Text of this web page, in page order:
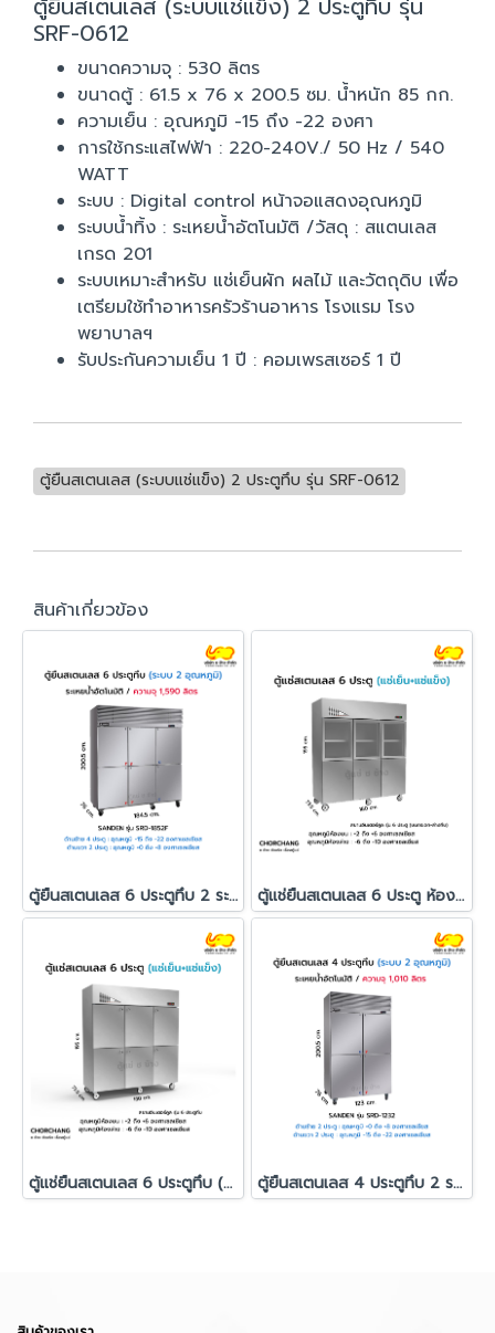
ตู้ยืนสเตนเลส (ระบบแช่แข็ง) 2 ประตูทึบ รุ่น
SRF-0612
ขนาดความจุ : 530 ลิตร
ขนาดตู้ : 61.5 x 76 x 200.5 ซม. น้ำหนัก 85 กก.
ความเย็น : อุณหภูมิ -15 ถึง -22 องศา
การใช้กระแสไฟฟ้า : 220-240V./ 50 Hz / 540
WATT
ระบบ : Digital control หน้าจอแสดงอุณหภูมิ
ระบบน้ำทิ้ง : ระเหยน้ำอัตโนมัติ /วัสดุ : สแตนเลส
เกรด 201
ระบบเหมาะสำหรับ แช่เย็นผัก ผลไม้ และวัตถุดิบ เพื่อ
เตรียมใช้ทำอาหารครัวร้านอาหาร โรงแรม โรง
พยาบาลฯ
รับประกันความเย็น 1 ปี : คอมเพรสเซอร์ 1 ปี
ตู้ยืนสเตนเลส (ระบบแช่แข็ง) 2 ประตูทึบ รุ่น SRF-0612
สินค้าเกี่ยวข้อง
ตู้ยืนสเตนเลส 6 ประตูทึบ 2 ระบบ SANDEN รุ่น SRD-1852F ตู้แช่ยืนสเตนเลส 6 ประตู ห้องบนกระจก ห้องล่างทึบ (ระบบแช่เย็น+แช่แข็ง)
ตู้แช่ยืนสเตนเลส 6 ประตูทึบ (ระบบแช่เย็น+แช่แข็ง) ตู้ยืนสเตนเลส 4 ประตูทึบ 2 ระบบ SANDEN รุ่น SRD-1232